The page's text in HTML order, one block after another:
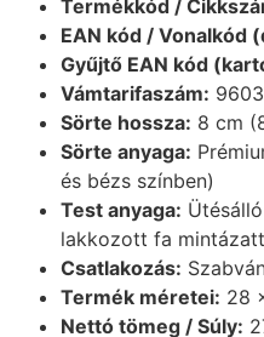
Termékkód /
EAN kód / Vonalkód
Gyűjtő EAN kód
Vámtarifaszám:
Sörte hossza: 8 cm
Sörte anyaga:
és bézs színben)
Test anyaga:
lakkozott fa
Csatlakozás:
Termék méretei: 28
Nettó tömeg / Súly: